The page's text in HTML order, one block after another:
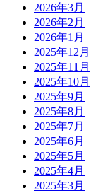
2026年3月
2026年2月
2026年1月
2025年12月
2025年11月
2025年10月
2025年9月
2025年8月
2025年7月
2025年6月
2025年5月
2025年4月
2025年3月